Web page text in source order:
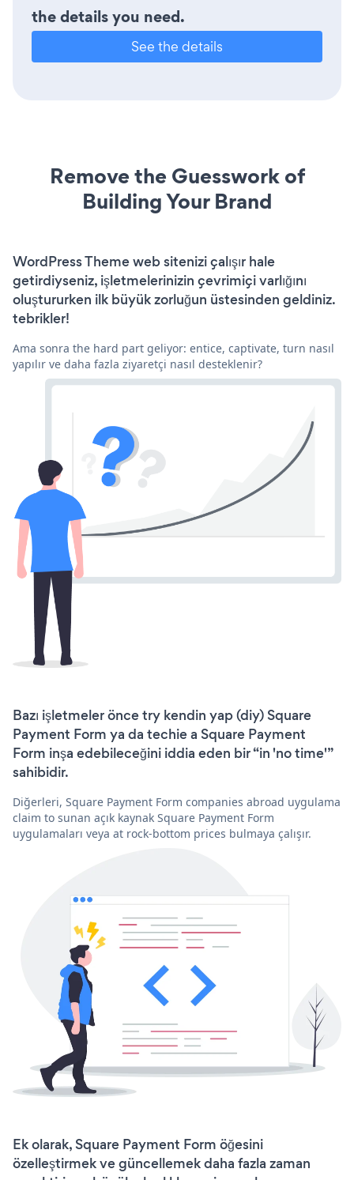
the details you need.
See the details
Remove the Guesswork of
Building Your Brand
WordPress Theme web sitenizi çalışır hale
getirdiyseniz, işletmelerinizin çevrimiçi varlığını
oluştururken ilk büyük zorluğun üstesinden geldiniz.
tebrikler!
Ama sonra the hard part geliyor: entice, captivate, turn nasıl
yapılır ve daha fazla ziyaretçi nasıl desteklenir?
Bazı işletmeler önce try kendin yap (diy) Square
Payment Form ya da techie a Square Payment
Form inşa edebileceğini iddia eden bir “in 'no time'”
sahibidir.
Diğerleri, Square Payment Form companies abroad uygulama
claim to sunan açık kaynak Square Payment Form
uygulamaları veya at rock-bottom prices bulmaya çalışır.
Ek olarak, Square Payment Form öğesini
özelleştirmek ve güncellemek daha fazla zaman